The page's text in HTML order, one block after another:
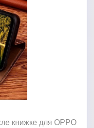
книжке для OPPO